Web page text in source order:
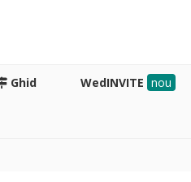
Ghid WedINVITE nou